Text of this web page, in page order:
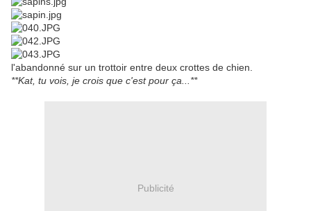
l'abandonné sur un trottoir entre deux crottes de chien.
**Kat, tu vois, je crois que c'est pour ça...**
Publicité